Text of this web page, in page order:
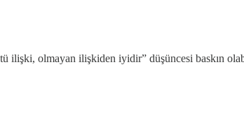
ilişki, olmayan ilişkiden iyidir” düşüncesi baskın